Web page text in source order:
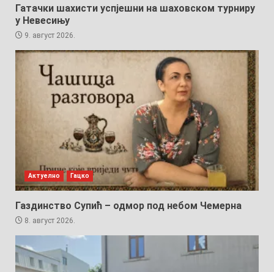
Гатачки шахисти успјешни на шаховском турниру
у Невесињу
9. август 2026.
Актуелно Гацко
Газдинство Супић – одмор под небом Чемерна
8. август 2026.